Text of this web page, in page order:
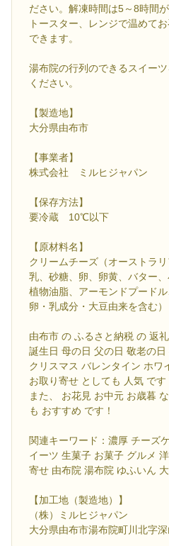
ださい。解凍時間は5～8時間が
トースター、レンジで温めて
できます。
湯布院の行列のできるスイー
ください。
【製造地】
大分県由布市
【事業者】
株式会社 ミルヒジャパン
【保存方法】
要冷蔵 10℃以下
【原材料名】
クリームチーズ（オーストラ
乳、砂糖、卵、卵黄、バター
植物油脂、アーモンドプード
卵・乳成分・大豆由来を含む）
由布市 の ふるさと納税 の 返
誕生日 母の日 父の日 敬老の日
クリスマス バレンタイン ホワ
お取り寄せ としても 人気 です
また、 お花見 お中元 お歳暮
も おすすめ です！
関連キーワード：濃厚 チーズ
イーツ 生菓子 お菓子 グルメ
寄せ 由布院 湯布院 ゆふいん
【加工地（製造地）】
（株）ミルヒジャパン
大分県由布市湯布院町川北字